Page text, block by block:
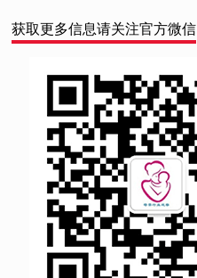
获取更多信息请关注官方微信